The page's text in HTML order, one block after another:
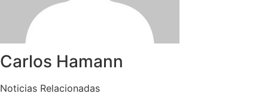
Carlos Hamann
Noticias Relacionadas